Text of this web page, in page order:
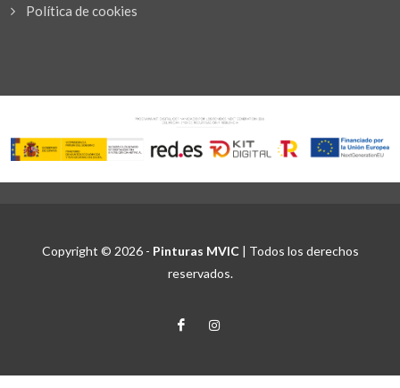
Política de cookies
Copyright © 2026 - Pinturas MVIC| Todos los derechos
reservados.